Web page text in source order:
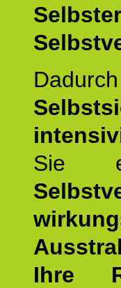
Dadurch
Sie
Ihre